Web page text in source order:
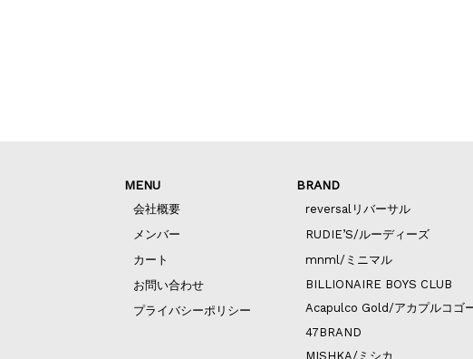
MENU
会社概要
メンバー
カート
お問い合わせ
プライバシーポリシー
BRAND
reversalリバーサル
RUDIE’S/ルーディーズ
mnml/ミニマル
BILLIONAIRE BOYS CLUB
Acapulco Gold/アカプルコゴ
47BRAND
MISHKA/ミシカ